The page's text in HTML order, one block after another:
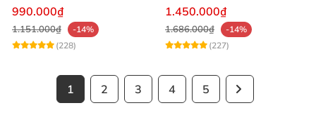
Les nhanh nhạy
990.000₫
1.151.000₫
-14%
(228)
Jiuai mềm như thật
1.450.000₫
1.686.000₫
-14%
(227)
1 2 3 4 5